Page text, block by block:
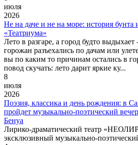
июля
2026
Не на даче и не на море: история бунта
«Театриума»
Лето в разгаре, а город будто
горожан разъехались по дачам или
вы по каким то причинам остались в
повод скучать: лето дарит яркие ку...
8
июля
2026
Поэзия, классика и день рождения: в
пройдет музыкально-поэтический
Бенуа
Лирико-драматический театр
эксклюзивный музыкально-